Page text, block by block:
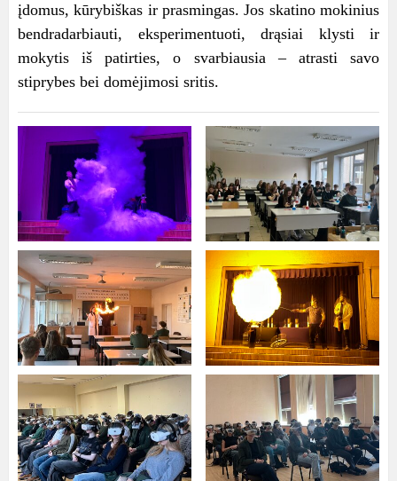
įdomus, kūrybiškas ir prasmingas. Jos skatino mokinius
bendradarbiauti, eksperimentuoti, drąsiai klysti ir
mokytis iš patirties, o svarbiausia – atrasti savo
stiprybes bei domėjimosi sritis.